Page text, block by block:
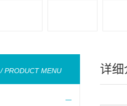
/ PRODUCT MENU 详细